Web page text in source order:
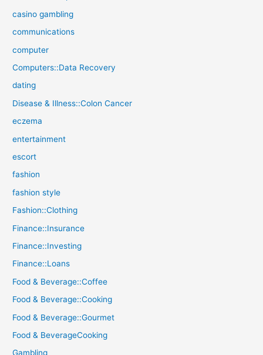
casino gambling
communications
computer
Computers::Data Recovery
dating
Disease & Illness::Colon Cancer
eczema
entertainment
escort
fashion
fashion style
Fashion::Clothing
Finance::Insurance
Finance::Investing
Finance::Loans
Food & Beverage::Coffee
Food & Beverage::Cooking
Food & Beverage::Gourmet
Food & BeverageCooking
Gambling